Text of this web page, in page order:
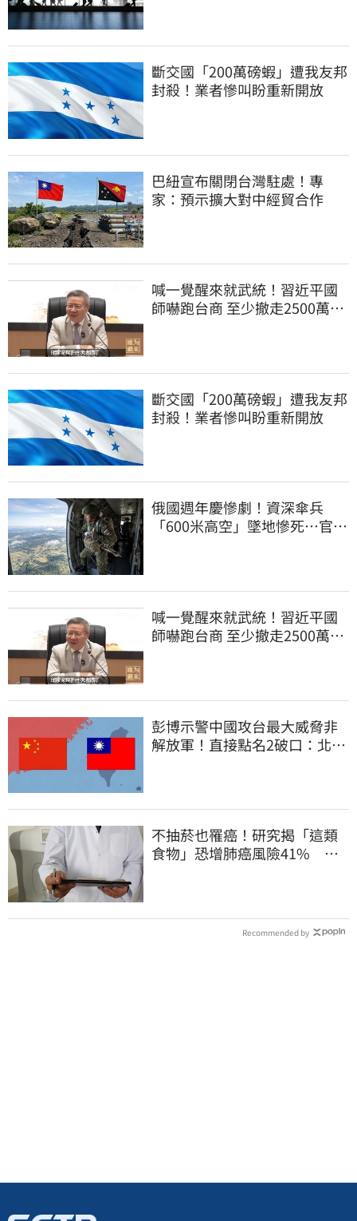
斷交國「200萬磅蝦」遭我友邦
封殺！業者慘叫盼重新開放
巴紐宣布關閉台灣駐處！專
家：預示擴大對中經貿合作
喊一覺醒來就武統！習近平國
師嚇跑台商 至少撤走2500萬份
斷交國「200萬磅蝦」遭我友邦
封殺！業者慘叫盼重新開放
俄國週年慶慘劇！資深傘兵
「600米高空」墜地慘死…官方
喊一覺醒來就武統！習近平國
師嚇跑台商 至少撤走2500萬份
彭博示警中國攻台最大威脅非
解放軍！直接點名2破口：北京
不抽菸也罹癌！研究揭「這類
食物」恐增肺癌風險41% 一
Recommended by